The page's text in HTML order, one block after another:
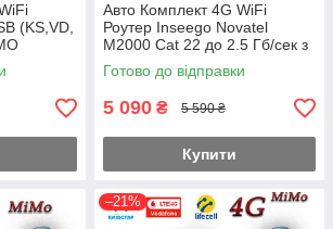
(KS,VD,
Авто Комплект 4G WiFi
Роутер Inseego Novatel
M2000 Cat 22 до 2.5 Гб/сек з
антеною MIMO 2×16dbi
Магніт 3 м.
Готово до відправки
5 090 ₴ 5 590 ₴
Купити
–21%